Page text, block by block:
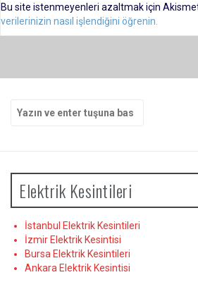
Bu site istenmeyenleri azaltmak için Akismet
verilerinizin nasıl işlendiğini öğrenin.
yap:
Elektrik Kesintileri
İstanbul Elektrik Kesintileri
İzmir Elektrik Kesintisi
Bursa Elektrik Kesintileri
Ankara Elektrik Kesintisi